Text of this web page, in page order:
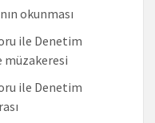
okunması
ile Denetim
müzakeresi
ile Denetim